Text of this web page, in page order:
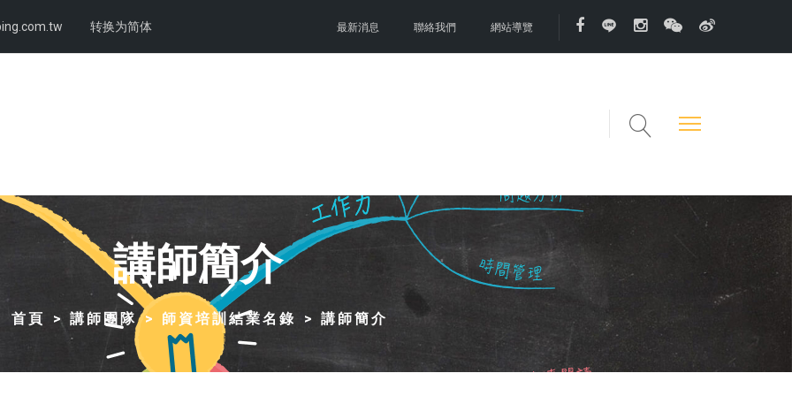
转换为简体 最新消息 聯絡我們 網站導覽
講師簡介
首頁 講師團隊 師資培訓結業名錄 講師簡介